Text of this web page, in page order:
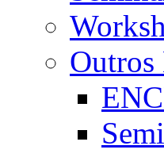
Outros